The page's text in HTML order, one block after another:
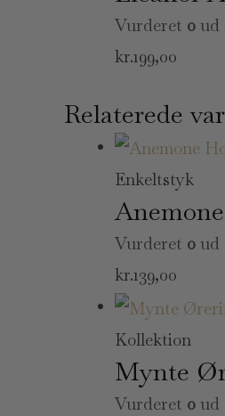
Vurderet 0 ud
kr.199,00
Relaterede
Enkeltstyk
Vurderet 0 ud
kr.139,00
Kollektion
Mynte
Vurderet 0 ud